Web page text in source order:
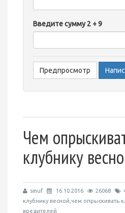
-
Введите сумму 2 + 9
Чем
клубнику
smuf 16.10.2016 26068
клубнику весной,чем опрыскивать
вредителей